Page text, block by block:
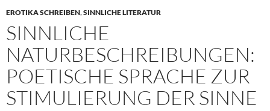
EROTIKA SCHREIBEN,SINNLICHE LITERATUR
SINNLICHE
NATURBESCHREIBUNGEN:
POETISCHE SPRACHE ZUR
STIMULIERUNG DER SINNE